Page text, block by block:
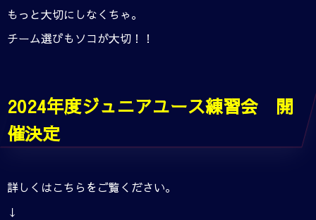
もっと大切にしなくちゃ。
チーム選びもソコが大切！！
2024年度ジュニアユース練習会 開
催決定
詳しくはこちらをご覧ください。
↓